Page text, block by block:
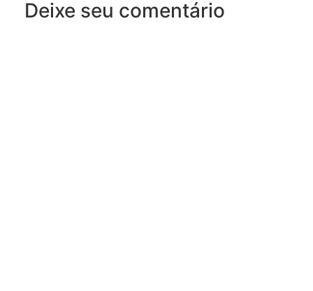
Deixe seu comentário